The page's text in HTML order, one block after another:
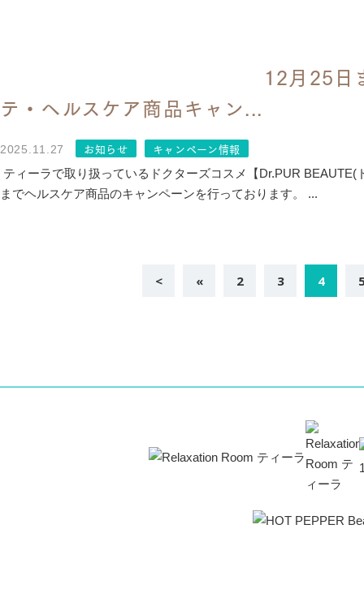
12月25日
テ・ヘルスケア商品キャン...
2025.11.27 お知らせ キャンペーン情報
ティーラで取り扱っているドクターズコスメ【Dr.PUR
までヘルスケア商品のキャンペーンを行っております。 ...
< « 2 3 4